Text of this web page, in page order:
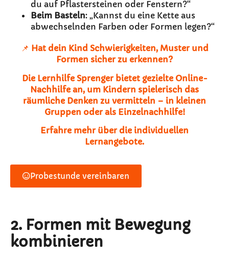
du auf Pflastersteinen oder Fenstern?“
Beim Basteln: „Kannst du eine Kette aus
abwechselnden Farben oder Formen legen?“
📌 Hat dein Kind Schwierigkeiten, Muster und
Formen sicher zu erkennen?
Die Lernhilfe Sprenger bietet gezielte Online-
Nachhilfe an, um Kindern spielerisch das
räumliche Denken zu vermitteln – in kleinen
Gruppen oder als Einzelnachhilfe!
Erfahre mehr über die individuellen
Lernangebote.
Probestunde vereinbaren
2. Formen mit Bewegung
kombinieren